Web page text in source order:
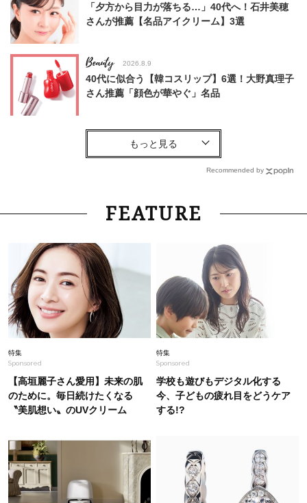
「夕方から目力が落ちる…」40代へ！石井美穂
さんが推薦【名品アイクリーム】3選
Beauty 2026.8.9
40代に似合う【韓コスリップ】6選！大野真理子
さん推薦「顔色が華やぐ」名品
Fashion
【ポメラートのリング】甘いだけじゃない！夏こ
Fashion 2026.7.13
「ノースリーブは着たくない」40代へ。二の腕
Fashion
40代・甘コンサバ派にハマる【今どきセットア
ップ】スタイリストが推す〈着回し名品〉２選
今から真夏まで、着回し力No.1【半袖ハオリの
セットアップ】3選。狙うは「黒」！
中山優馬さん、姉と話し合って始めた親孝行「親
の年齢も考えて、年に1回くらいは何かしなきゃ
Fashion 2026.8.2
Recommended by
FEATURE
特集
Sponsored
【高垣麗子さん愛用】未来の肌
のために。毎日続けたくなる
〝美肌想い〟のUVクリーム
特集
Sponsored
学校も遊びもデジタル化する
今、子どもの疲れ目をどうケア
する!?